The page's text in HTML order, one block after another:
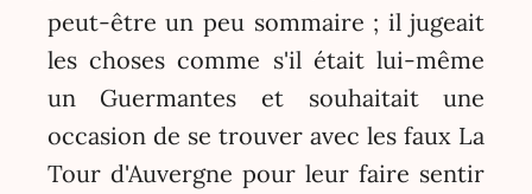
peut-être un peu sommaire ; il jugeait
les choses comme s'il était lui-même
un Guermantes et souhaitait une
occasion de se trouver avec les faux La
Tour d'Auvergne pour leur faire sentir